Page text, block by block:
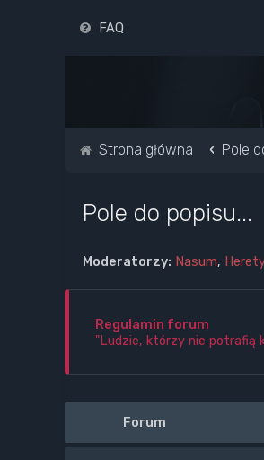
FAQ
Strona główna Pole
Pole do popisu...
Moderatorzy: Nasum,
Regulamin forum
"Ludzie, którzy nie potrafią
Forum